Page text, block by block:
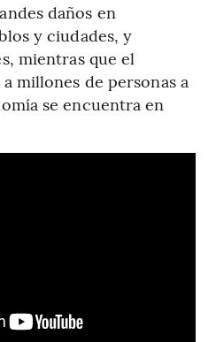
daños en
y ciudades, y
mientras que el
millones de personas a
se encuentra en